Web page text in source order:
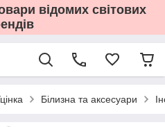
відомих світових
Білизна та аксесуари